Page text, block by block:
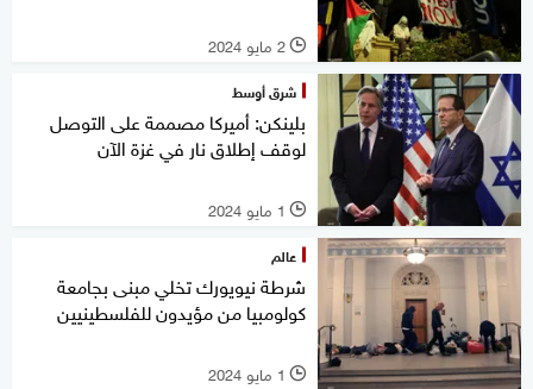
l 2 مايو 2024
شرق أوسط
بلينكن: أميركا مصممة على التوصل
لوقف إطلاق نار في غزة الآن
l 1 مايو 2024
عالم
شرطة نيويورك تخلي مبنى بجامعة
كولومبيا من مؤيدون للفلسطينيين
l 1 مايو 2024